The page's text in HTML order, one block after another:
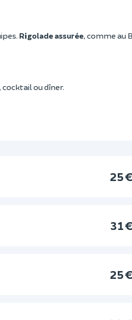
Rigolade assurée, comme au
ou dîner.
25
31
25